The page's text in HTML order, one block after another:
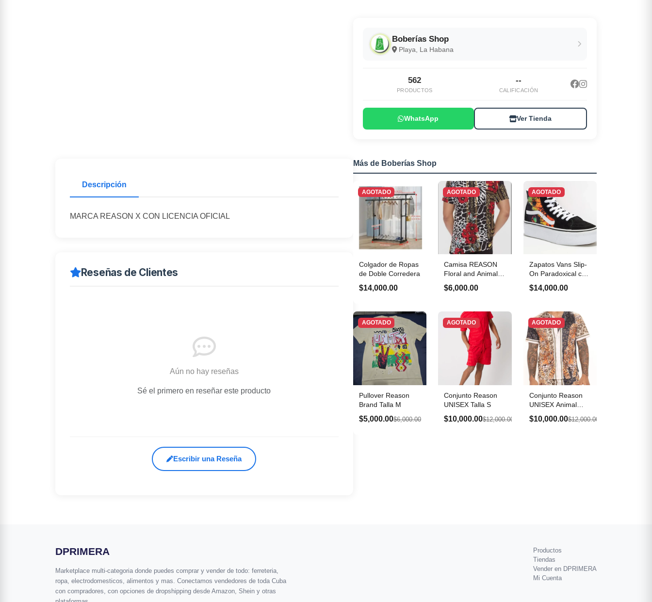
Boberías Shop
Playa, La Habana
562
PRODUCTOS
--
CALIFICACIÓN
WhatsApp Ver Tienda
Descripción
MARCA REASON X CON LICENCIA OFICIAL
Reseñas de Clientes
Aún no hay reseñas
Sé el primero en reseñar este producto
Escribir una Reseña
Más de Boberías Shop
AGOTADO
Colgador de Ropas
de Doble Corredera
$14,000.00
AGOTADO
Camisa REASON
Floral and Animal
Print Talla M
$6,000.00
AGOTADO
Zapatos Vans Slip-
On Paradoxical con
plataforma
$14,000.00
AGOTADO
Pullover Reason
Brand Talla M
$5,000.00$6,000.00
AGOTADO
Conjunto Reason
UNISEX Talla S
$10,000.00$12,000.00
AGOTADO
Conjunto Reason
UNISEX Animal
Print Talla S
$10,000.00$12,000.00
DPRIMERA
Marketplace multi-categoria donde puedes comprar y vender de todo: ferreteria,
ropa, electrodomesticos, alimentos y mas. Conectamos vendedores de toda Cuba
con compradores, con opciones de dropshipping desde Amazon, Shein y otras
Productos
Tiendas
Vender en DPRIMERA
Mi Cuenta